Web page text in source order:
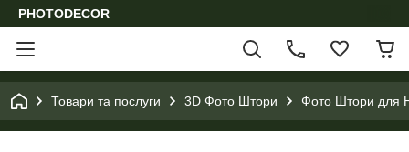
PHOTODECOR
Товари та послуги 3D Фото Штори Фото Штори для